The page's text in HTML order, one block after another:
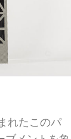
れたこのパ